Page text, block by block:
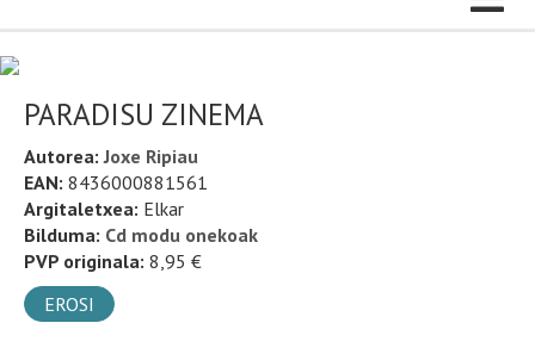
PARADISU ZINEMA
Autorea:Joxe Ripiau
EAN: 8436000881561
Argitaletxea: Elkar
Bilduma: Cd modu onekoak
PVP originala: 8,95 €
EROSI